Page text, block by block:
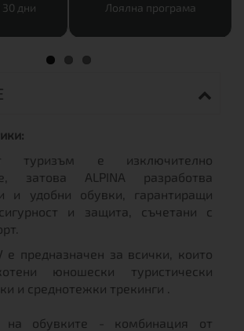
дни Лоялна програма
туризъм е изключително
затова ALPINA разработва
и удобни обувки, гарантиращи
и защита, съчетани с
е предназначен за всички, които
юношески туристически
и среднотежки трекинги .
на обувките - комбинация от